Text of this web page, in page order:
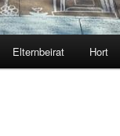
Elternbeirat Hort